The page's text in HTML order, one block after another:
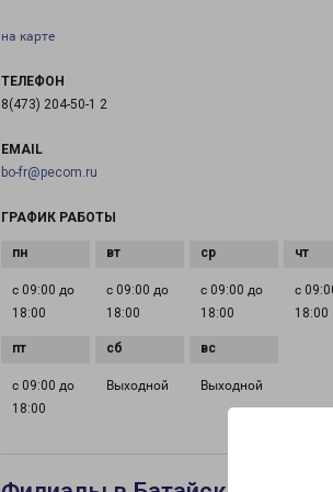
на карте
ТЕЛЕФОН
8(473) 204-50-1 2
EMAIL
bo-fr@pecom.ru
ГРАФИК РАБОТЫ
с 09:00 до
18:00
с 09:00 до
18:00
с 09:00 до
18:00
с
18:00
с 09:00 до
18:00
Выходной Выходной